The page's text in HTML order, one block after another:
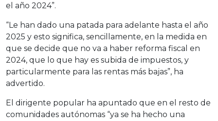
el año 2024”.
“Le han dado una patada para adelante hasta el año
2025 y esto significa, sencillamente, en la medida en
que se decide que no va a haber reforma fiscal en
2024, que lo que hay es subida de impuestos, y
particularmente para las rentas más bajas”, ha
advertido.
El dirigente popular ha apuntado que en el resto de
comunidades autónomas “ya se ha hecho una